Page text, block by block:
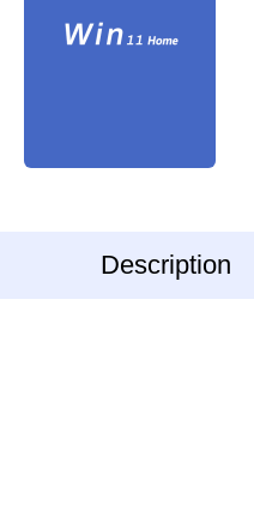
Description